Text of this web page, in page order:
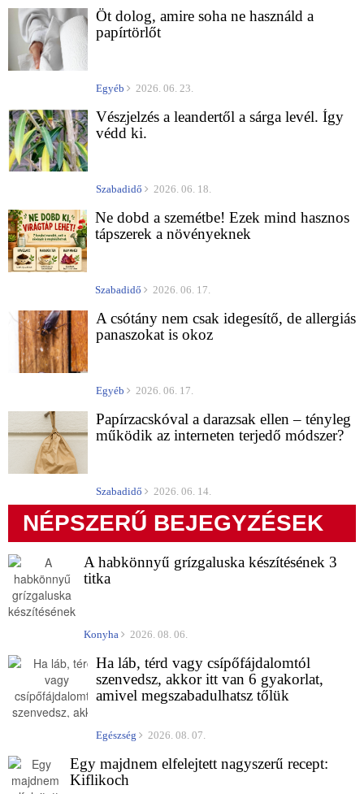
Öt dolog, amire soha ne használd a
papírtörlőt
Egyéb 2026. 06. 23.
Vészjelzés a leandertől a sárga levél. Így
védd ki.
Szabadidő 2026. 06. 18.
Ne dobd a szemétbe! Ezek mind hasznos
tápszerek a növényeknek
Szabadidő 2026. 06. 17.
A csótány nem csak idegesítő, de allergiás
panaszokat is okoz
Egyéb 2026. 06. 17.
Papírzacskóval a darazsak ellen – tényleg
működik az interneten terjedő módszer?
Szabadidő 2026. 06. 14.
NÉPSZERŰ BEJEGYZÉSEK
A habkönnyű grízgaluska készítésének 3
titka
Konyha 2026. 08. 06.
Ha láb, térd vagy csípőfájdalomtól
szenvedsz, akkor itt van 6 gyakorlat,
amivel megszabadulhatsz tőlük
Egészség 2026. 08. 07.
Egy majdnem elfelejtett nagyszerű recept:
Kiflikoch